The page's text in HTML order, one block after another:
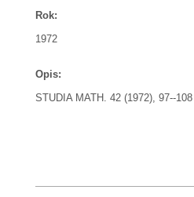
Rok:
1972
Opis:
STUDIA MATH. 42 (1972), 97--108